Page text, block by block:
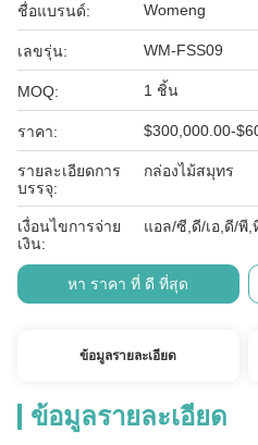
ชื่อแบรนด์: Womeng
เลขรุ่น: WM-FSS09
MOQ: 1 ชิ้น
ราคา: $300,000.00-
รายละเอียดการ
บรรจุ:
กล่องไม้สมุทร
เงื่อนไขการจ่าย
เงิน:
แอล/ซี,ดี/เอ,ดี/พี,
หา ราคา ที่ ดี ที่สุด
ข้อมูลรายละเอียด
ข้อมูลรายละเอียด